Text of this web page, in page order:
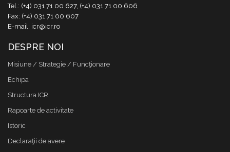
Tel.: (+4) 031 71 00 627, (+4) 031 71 00 606
Fax: (+4) 031 71 00 607
E-mail: icr@icr.ro
DESPRE NOI
Misiune / Strategie / Funcţionare
Echipa
Structura ICR
Rapoarte de activitate
Istoric
Declaraţii de avere